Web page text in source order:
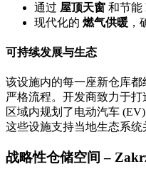
通过 屋顶天窗 和节能
现代化的 燃气供暖 ，
可持续发展与生态
该设施内的每一座新仓库
严格流程。开发商致力于
区域内规划了电动汽车
这些设施支持当地生态系统
战略性仓储空间 –